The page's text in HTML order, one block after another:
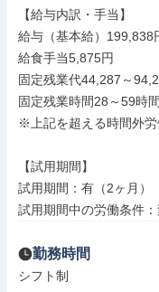
【給与内訳・手当】
給与（基本給）199,838
給食手当5,875円
固定残業代44,287～
固定残業時間28～59時間
※上記を超える時間外
【試用期間】
試用期間：有（2ヶ月）
試用期間中の労働条件
勤務時間
シフト制